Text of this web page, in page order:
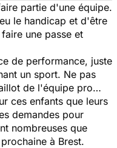
partie d'une équipe.
le handicap et d'être
une passe et
de performance, juste
un sport. Ne pas
de l'équipe pro…
ces enfants que leurs
demandes pour
nombreuses que
à Brest.